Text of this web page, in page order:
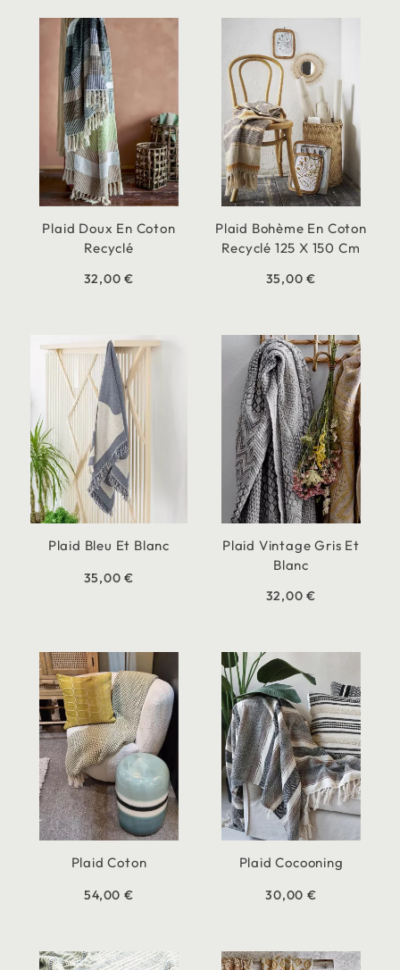
Plaid Doux En Coton
Recyclé
32,00 €
Plaid Bohème En Coton
Recyclé 125 X 150 Cm
35,00 €
Plaid Bleu Et Blanc
35,00 €
Plaid Vintage Gris Et
Blanc
32,00 €
Plaid Coton
54,00 €
Plaid Cocooning
30,00 €